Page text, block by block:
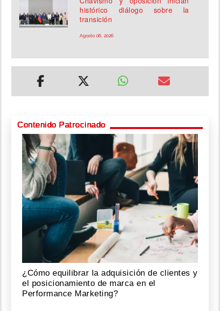
histórico diálogo sobre la
transición
Agosto 06, 2026
Contenido Patrocinado
¿Cómo equilibrar la adquisición de clientes y
el posicionamiento de marca en el
Performance Marketing?